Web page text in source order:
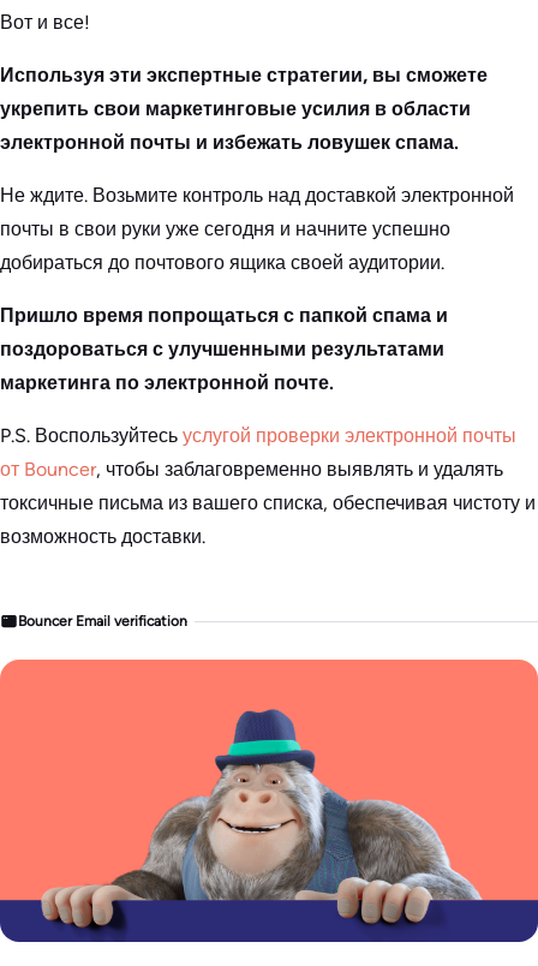
Вот и все!
Используя эти экспертные стратегии, вы сможете
укрепить свои маркетинговые усилия в области
электронной почты и избежать ловушек спама.
Не ждите. Возьмите контроль над доставкой электронной
почты в свои руки уже сегодня и начните успешно
добираться до почтового ящика своей аудитории.
Пришло время попрощаться с папкой спама и
поздороваться с улучшенными результатами
маркетинга по электронной почте.
P.S. Воспользуйтесь услугой проверки электронной почты
от Bouncer, чтобы заблаговременно выявлять и удалять
токсичные письма из вашего списка, обеспечивая чистоту и
возможность доставки.
Bouncer Email verification